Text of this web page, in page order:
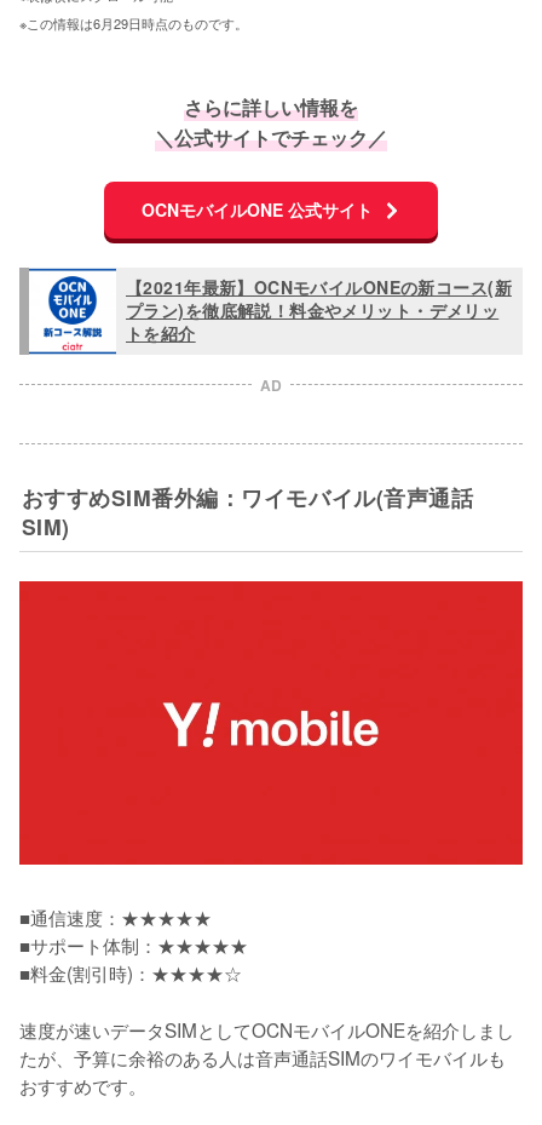
※この情報は6月29日時点のものです。
さらに詳しい情報を
＼公式サイトでチェック／
OCNモバイルONE 公式サイト
【2021年最新】OCNモバイルONEの新コース(新
プラン)を徹底解説！料金やメリット・デメリッ
トを紹介
AD
おすすめSIM番外編：ワイモバイル(音声通話
SIM)
■通信速度：★★★★★
■サポート体制：★★★★★
■料金(割引時)：★★★★☆
速度が速いデータSIMとしてOCNモバイルONEを紹介しまし
たが、予算に余裕のある人は音声通話SIMのワイモバイルも
おすすめです。